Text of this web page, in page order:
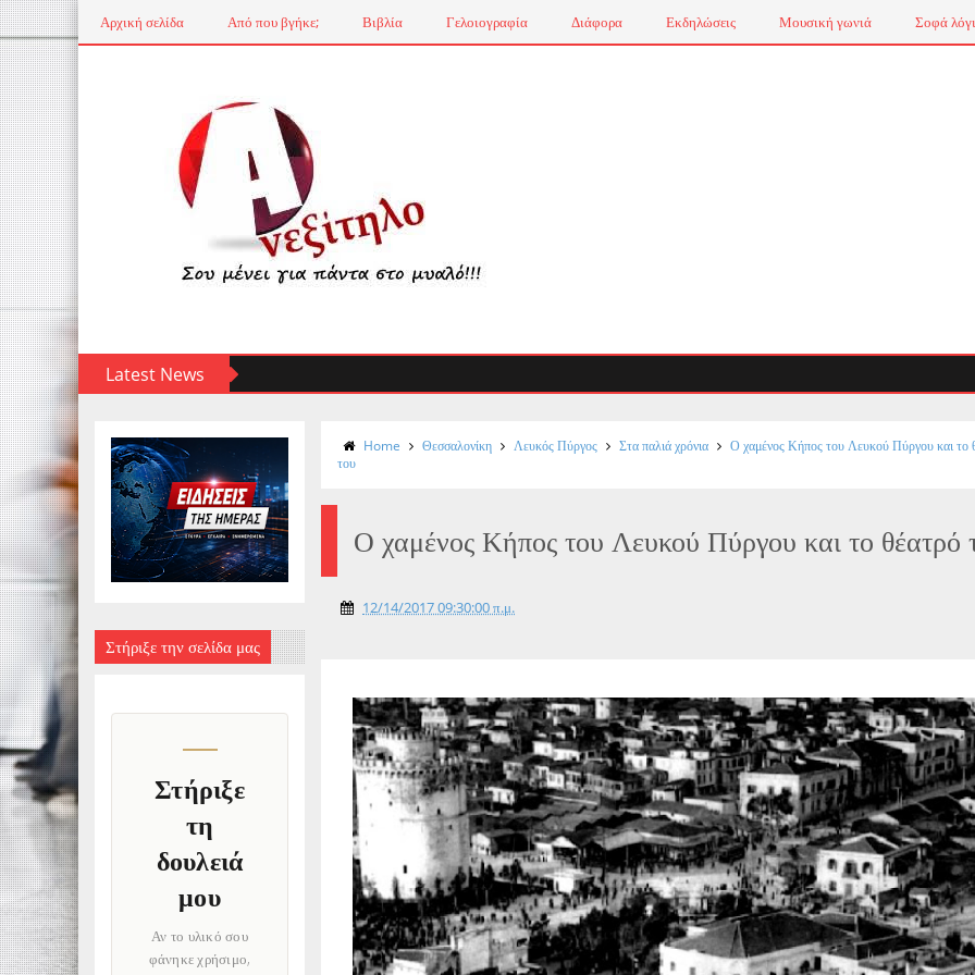
Αρχική σελίδα Από που βγήκε; Βιβλία Γελοιογραφία Διάφορα Εκδηλώσεις Μουσική γωνιά Σοφά
Latest News
Στήριξε την σελίδα μας
Στήριξε
τη
δουλειά
μου
Αν το υλικό σου
φάνηκε χρήσιμο,
Home Θεσσαλονίκη Λευκός Πύργος Στα παλιά χρόνια
Ο χαμένος Κήπος του Λευκού Πύργου και το
του
Ο χαμένος Κήπος του Λευκού Πύργου και το θέατρό
12/14/2017 09:30:00 π.μ.